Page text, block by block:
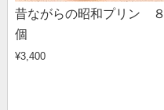
昔ながらの昭和プリン ８
個
¥3,400